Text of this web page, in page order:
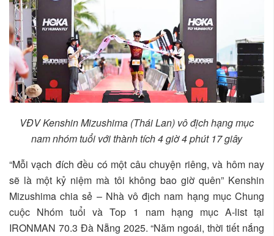
VĐV Kenshin Mizushima (Thái Lan) vô địch hạng mục
nam nhóm tuổi với thành tích 4 giờ 4 phút 17 giây
“Mỗi vạch đích đều có một câu chuyện riêng, và hôm nay
sẽ là một kỷ niệm mà tôi không bao giờ quên” Kenshin
Mizushima chia sẻ – Nhà vô địch nam hạng mục Chung
cuộc Nhóm tuổi và Top 1 nam hạng mục A-list tại
IRONMAN 70.3 Đà Nẵng 2025. “Năm ngoái, thời tiết nắng